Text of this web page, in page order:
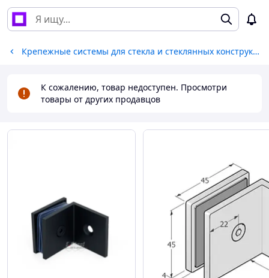
Крепежные системы для стекла и стеклянных конструкций
К сожалению, товар недоступен. Просмотри
товары от других продавцов